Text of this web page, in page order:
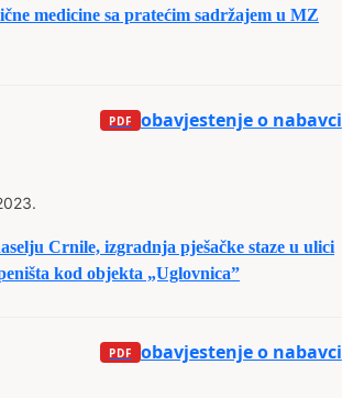
medicine sa pratećim sadržajem u MZ
obavjestenje o nabavci
Crnile, izgradnja pješačke staze u ulici
kod objekta „Uglovnica”
obavjestenje o nabavci